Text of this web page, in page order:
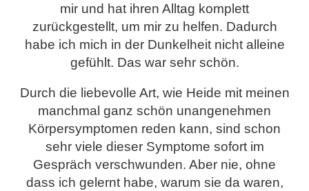
mir und hat ihren Alltag komplett
zurückgestellt, um mir zu helfen. Dadurch
habe ich mich in der Dunkelheit nicht alleine
gefühlt. Das war sehr schön.
Durch die liebevolle Art, wie Heide mit meinen
manchmal ganz schön unangenehmen
Körpersymptomen reden kann, sind schon
sehr viele dieser Symptome sofort im
Gespräch verschwunden. Aber nie, ohne
dass ich gelernt habe, warum sie da waren,